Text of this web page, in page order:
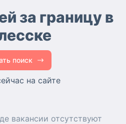
за границу в
поиск
на сайте
вакансии отсутствуют